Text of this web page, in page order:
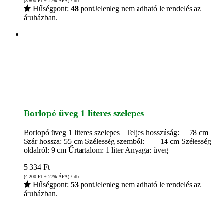
Hűségpont: 48 pontJelenleg nem adható le rendelés az
áruházban.
Borlopó üveg 1 literes szelepes
Borlopó üveg 1 literes szelepes Teljes hosszúság: 78 cm
Szár hossza: 55 cm Szélesség szemből: 14 cm Szélesség
oldalról: 9 cm Űrtartalom: 1 liter Anyaga: üveg
5 334 Ft
(4 200 Ft + 27% ÁFA) / db
Hűségpont: 53 pontJelenleg nem adható le rendelés az
áruházban.